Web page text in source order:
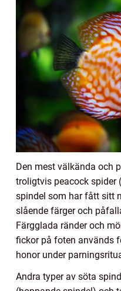
Den mest välkända och
troligtvis peacock spider
spindel som har fått sitt
slående färger och
Färgglada ränder och
fickor på foten används
honor under
Andra typer av söta